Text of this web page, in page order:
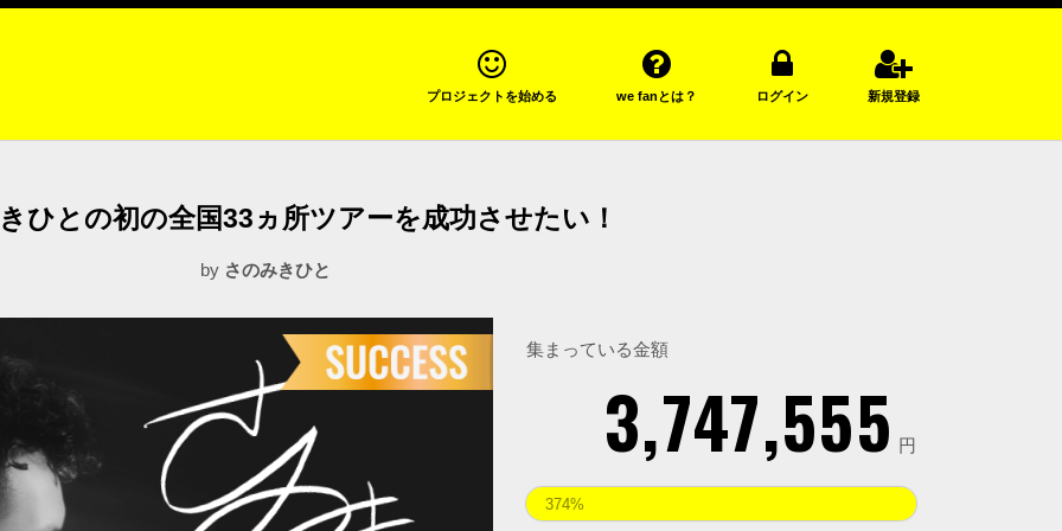
プロジェクトを始める we fanとは？ ログイン 新規登録
ひとの初の全国33ヵ所ツアーを成功させたい！
by さのみきひと
集まっている金額
3,747,555 円
374%